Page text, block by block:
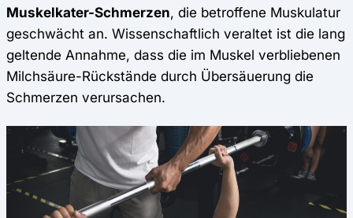
Muskelkater-Schmerzen, die betroffene Muskulatur
geschwächt an. Wissenschaftlich veraltet ist die lang
geltende Annahme, dass die im Muskel verbliebenen
Milchsäure-Rückstände durch Übersäuerung die
Schmerzen verursachen.